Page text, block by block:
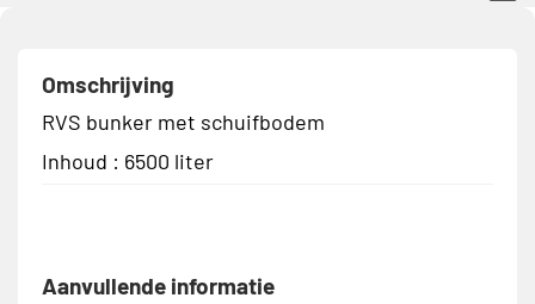
Omschrijving
RVS bunker met schuifbodem
Inhoud : 6500 liter
Aanvullende informatie